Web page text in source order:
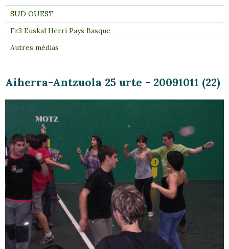
Aiherra-Antzuola 25 urte - 20091011 (22)
SUD OUEST
Fr3 Euskal Herri Pays Basque
Autres médias